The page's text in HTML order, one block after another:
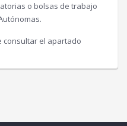
o bolsas de trabajo
consultar el apartado